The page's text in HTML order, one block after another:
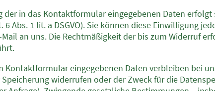
der in das Kontaktformular eingegebenen Daten
6 Abs. 1 lit. a DSGVO). Sie können diese Einwilligung
an uns. Die Rechtmäßigkeit der bis zum Widerruf
Kontaktformular eingegebenen Daten verbleiben bei
widerrufen oder der Zweck für die